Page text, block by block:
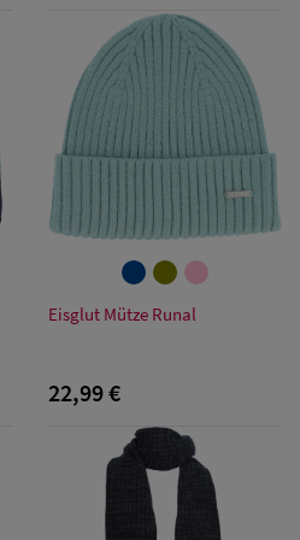
Eisglut Mütze Runal
22,99 €